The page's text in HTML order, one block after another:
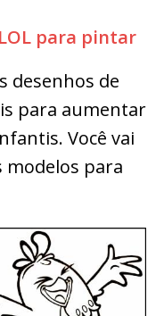
para pintar
desenhos de
para aumentar
Você vai
modelos para